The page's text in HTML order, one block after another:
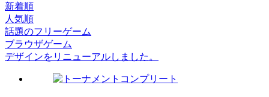
新着順
人気順
話題のフリーゲーム
ブラウザゲーム
デザインをリニューアルしました。